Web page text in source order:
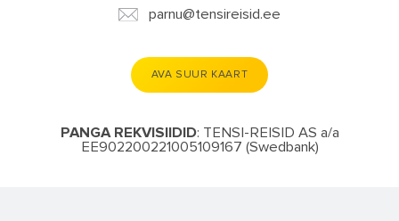
parnu@tensireisid.ee
AVA SUUR KAART
PANGA REKVISIIDID: TENSI-REISID AS a/a
EE902200221005109167 (Swedbank)